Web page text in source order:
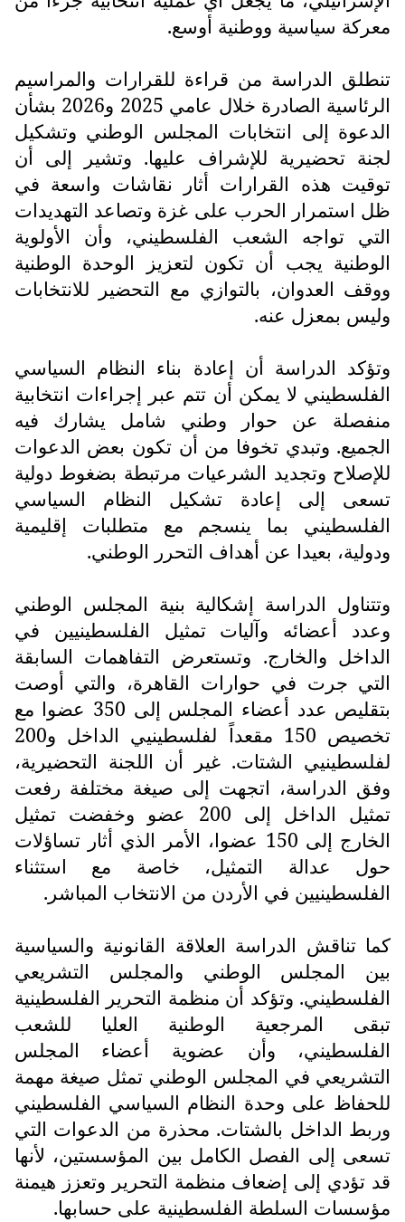
معركة سياسية ووطنية أوسع.
تنطلق الدراسة من قراءة للقرارات والمراسيم
الرئاسية الصادرة خلال عامي 2025 و2026 بشأن
الدعوة إلى انتخابات المجلس الوطني وتشكيل
لجنة تحضيرية للإشراف عليها. وتشير إلى أن
توقيت هذه القرارات أثار نقاشات واسعة في
ظل استمرار الحرب على غزة وتصاعد التهديدات
التي تواجه الشعب الفلسطيني، وأن الأولوية
الوطنية يجب أن تكون لتعزيز الوحدة الوطنية
ووقف العدوان، بالتوازي مع التحضير للانتخابات
وليس بمعزل عنه.
وتؤكد الدراسة أن إعادة بناء النظام السياسي
الفلسطيني لا يمكن أن تتم عبر إجراءات انتخابية
منفصلة عن حوار وطني شامل يشارك فيه
الجميع. وتبدي تخوفا من أن تكون بعض الدعوات
للإصلاح وتجديد الشرعيات مرتبطة بضغوط دولية
تسعى إلى إعادة تشكيل النظام السياسي
الفلسطيني بما ينسجم مع متطلبات إقليمية
ودولية، بعيدا عن أهداف التحرر الوطني.
وتتناول الدراسة إشكالية بنية المجلس الوطني
وعدد أعضائه وآليات تمثيل الفلسطينيين في
الداخل والخارج. وتستعرض التفاهمات السابقة
التي جرت في حوارات القاهرة، والتي أوصت
بتقليص عدد أعضاء المجلس إلى 350 عضوا مع
تخصيص 150 مقعداً لفلسطينيي الداخل و200
لفلسطينيي الشتات. غير أن اللجنة التحضيرية،
وفق الدراسة، اتجهت إلى صيغة مختلفة رفعت
تمثيل الداخل إلى 200 عضو وخفضت تمثيل
الخارج إلى 150 عضوا، الأمر الذي أثار تساؤلات
حول عدالة التمثيل، خاصة مع استثناء
الفلسطينيين في الأردن من الانتخاب المباشر.
كما تناقش الدراسة العلاقة القانونية والسياسية
بين المجلس الوطني والمجلس التشريعي
الفلسطيني. وتؤكد أن منظمة التحرير الفلسطينية
تبقى المرجعية الوطنية العليا للشعب
الفلسطيني، وأن عضوية أعضاء المجلس
التشريعي في المجلس الوطني تمثل صيغة مهمة
للحفاظ على وحدة النظام السياسي الفلسطيني
وربط الداخل بالشتات. محذرة من الدعوات التي
تسعى إلى الفصل الكامل بين المؤسستين، لأنها
قد تؤدي إلى إضعاف منظمة التحرير وتعزز هيمنة
مؤسسات السلطة الفلسطينية على حسابها.